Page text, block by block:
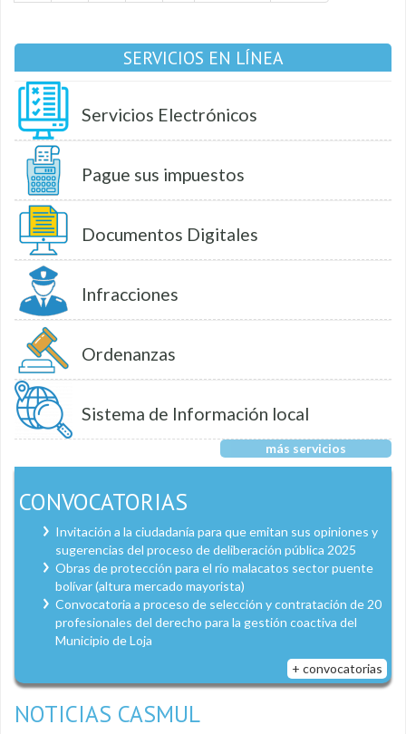
SERVICIOS EN LÍNEA
Servicios Electrónicos
Pague sus impuestos
Documentos Digitales
Infracciones
Ordenanzas
Sistema de Información local
más servicios
CONVOCATORIAS
Invitación a la ciudadanía para que emitan sus opiniones y
sugerencias del proceso de deliberación pública 2025
Obras de protección para el río malacatos sector puente
bolívar (altura mercado mayorista)
Convocatoria a proceso de selección y contratación de 20
profesionales del derecho para la gestión coactiva del
Municipio de Loja
+ convocatorias
NOTICIAS CASMUL